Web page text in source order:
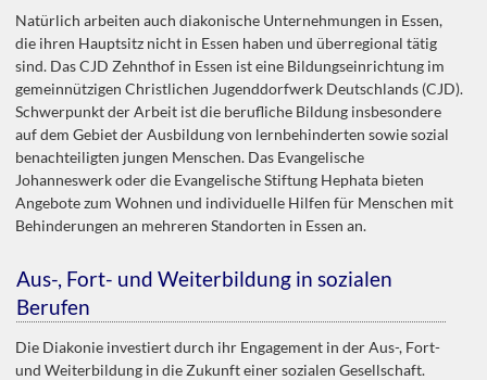
Natürlich arbeiten auch diakonische Unternehmungen in Essen,
die ihren Hauptsitz nicht in Essen haben und überregional tätig
sind. Das CJD Zehnthof in Essen ist eine Bildungseinrichtung im
gemeinnützigen Christlichen Jugenddorfwerk Deutschlands (CJD).
Schwerpunkt der Arbeit ist die berufliche Bildung insbesondere
auf dem Gebiet der Ausbildung von lernbehinderten sowie sozial
benachteiligten jungen Menschen. Das Evangelische
Johanneswerk oder die Evangelische Stiftung Hephata bieten
Angebote zum Wohnen und individuelle Hilfen für Menschen mit
Behinderungen an mehreren Standorten in Essen an.
Aus-, Fort- und Weiterbildung in sozialen
Berufen
Die Diakonie investiert durch ihr Engagement in der Aus-, Fort-
und Weiterbildung in die Zukunft einer sozialen Gesellschaft.